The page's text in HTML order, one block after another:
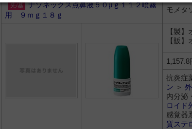
ナゾネックス点鼻液５０μｇ１１２噴霧
用 ９ｍｇ１８ｇ
モメタ
【製
【販
1,157.8
抗炎症
ン ＞
内分泌
ロイド
感覚器
質ステ